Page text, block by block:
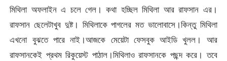
মিথিলা অফলাইন এ চলে গেল। কথা হচ্ছিল মিথিলা আর রাফসান এর।
রাফসান ছেলেটাখুব দুষ্ট। মিথিলাকে পাগলের মত ভালোবাসে।কিন্তু মিথিলা
এখনো বুঝতে পারে নাই।আজকে মেয়েটা ফেসবুক আইডি খুলল। আর
রাফসানকেই প্রথম রিকুয়েস্ট পাঠাল।মিথিলাও রাফসানকে পছন্দ করে। তবে